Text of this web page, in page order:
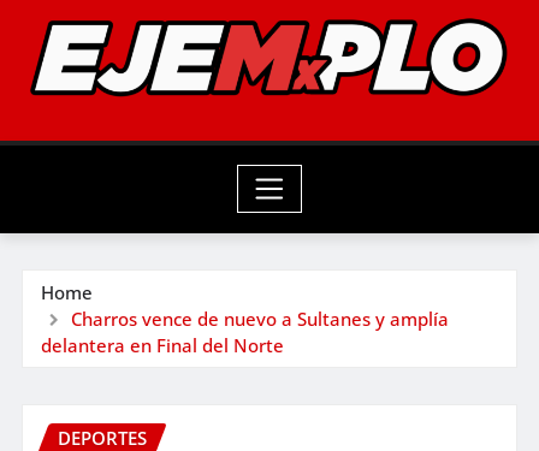
Home
Charros vence de nuevo a Sultanes y amplía
delantera en Final del Norte
DEPORTES